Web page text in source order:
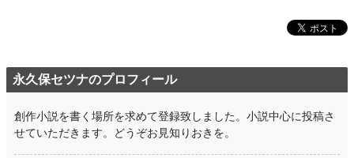
永久保セツナのプロフィール
創作小説を書く場所を求めて登録致しました。小説中心に投稿さ
せていただきます。どうぞお見知りおきを。